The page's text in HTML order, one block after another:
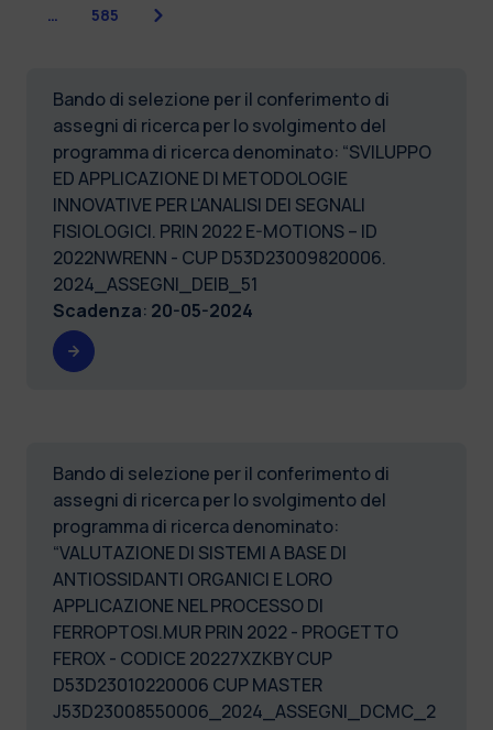
… 585 Successiva
Bando di selezione per il conferimento di
assegni di ricerca per lo svolgimento del
programma di ricerca denominato: “SVILUPPO
ED APPLICAZIONE DI METODOLOGIE
INNOVATIVE PER L'ANALISI DEI SEGNALI
FISIOLOGICI. PRIN 2022 E-MOTIONS – ID
2022NWRENN - CUP D53D23009820006.
2024_ASSEGNI_DEIB_51
Scadenza: 20-05-2024
Bando di selezione per il conferimento di
assegni di ricerca per lo svolgimento del
programma di ricerca denominato:
“VALUTAZIONE DI SISTEMI A BASE DI
ANTIOSSIDANTI ORGANICI E LORO
APPLICAZIONE NEL PROCESSO DI
FERROPTOSI.MUR PRIN 2022 - PROGETTO
FEROX - CODICE 20227XZKBY CUP
D53D23010220006 CUP MASTER
J53D23008550006_2024_ASSEGNI_DCMC_2